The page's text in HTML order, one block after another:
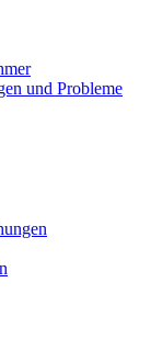
und Probleme